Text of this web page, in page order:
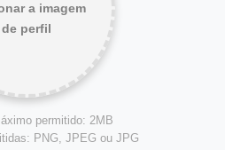
a imagem
de perfil
permitido: 2MB
PNG, JPEG ou JPG